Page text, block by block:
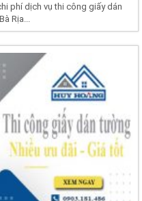
phí dịch vụ thi công giấy dán
Rịa...